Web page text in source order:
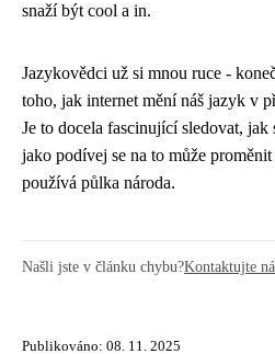
snaží být cool a in.
Jazykovědci už si mnou ruce -
toho, jak internet mění náš jazyk v
Je to docela fascinující sledovat, jak
jako podívej se na to může
používá půlka národa.
Našli jste v článku chybu?Kontaktujte
Publikováno: 08. 11. 2025